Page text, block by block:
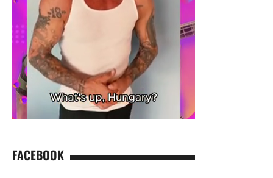
FACEBOOK